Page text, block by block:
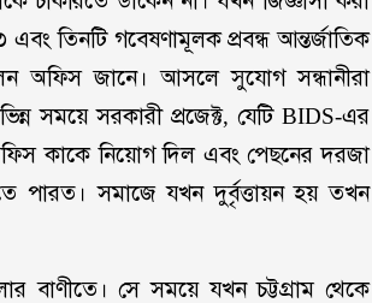
তিনটি গবেষণামূলক প্রবন্ধ আন্তর্জাতিক
অফিস জানে। আসলে সুযোগ সন্ধানীরা
সময়ে সরকারী প্রজেক্ট, যেটি BIDS-এর
কাকে নিয়োগ দিল এবং পেছনের দরজা
পারত। সমাজে যখন দুর্বৃত্তায়ন হয় তখন
বাণীতে। সে সময়ে যখন চট্টগ্রাম থেকে